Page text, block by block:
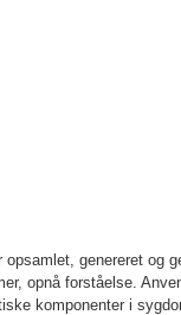
genereret og
opnå forståelse.
komponenter i